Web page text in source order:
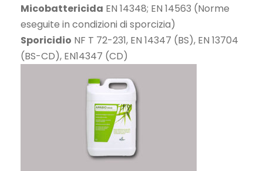
Micobattericida EN 14348; EN 14563 (Norme
eseguite in condizioni di sporcizia)
Sporicidio NF T 72-231, EN 14347 (BS), EN 13704
(BS-CD), EN14347 (CD)